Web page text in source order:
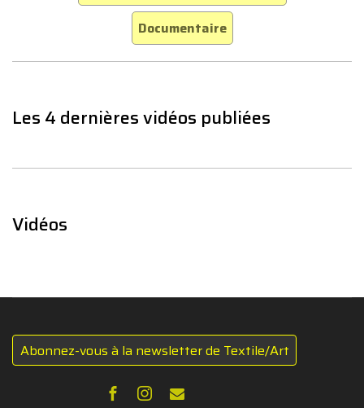
Documentaire
Les 4 dernières vidéos publiées
Vidéos
Abonnez-vous à la newsletter de Textile/Art